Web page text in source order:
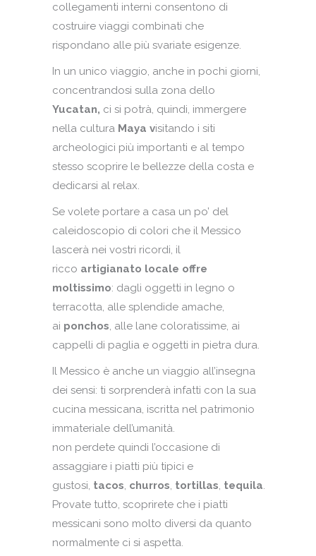
collegamenti interni consentono di
costruire viaggi combinati che
rispondano alle più svariate esigenze.
In un unico viaggio, anche in pochi giorni,
concentrandosi sulla zona dello
Yucatan, ci si potrà, quindi, immergere
nella cultura Maya visitando i siti
archeologici più importanti e al tempo
stesso scoprire le bellezze della costa e
dedicarsi al relax.
Se volete portare a casa un po’ del
caleidoscopio di colori che il Messico
lascerà nei vostri ricordi, il
ricco artigianato locale offre
moltissimo: dagli oggetti in legno o
terracotta, alle splendide amache,
ai ponchos, alle lane coloratissime, ai
cappelli di paglia e oggetti in pietra dura.
Il Messico è anche un viaggio all’insegna
dei sensi: ti sorprenderà infatti con la sua
cucina messicana, iscritta nel patrimonio
immateriale dell’umanità.
non perdete quindi l’occasione di
assaggiare i piatti più tipici e
gustosi, tacos, churros, tortillas, tequila.
Provate tutto, scoprirete che i piatti
messicani sono molto diversi da quanto
normalmente ci si aspetta.